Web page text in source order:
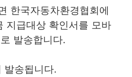
한국자동차환경협회에
지급대상 확인서를 모바
발송합니다.
발송됩니다.